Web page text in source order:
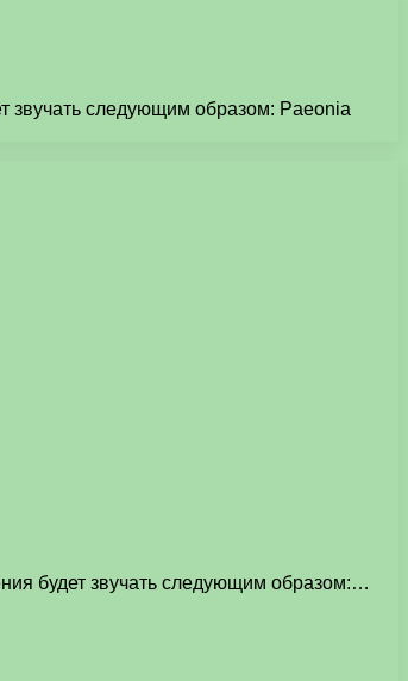
звучать следующим образом: Paeonia
будет звучать следующим образом:…